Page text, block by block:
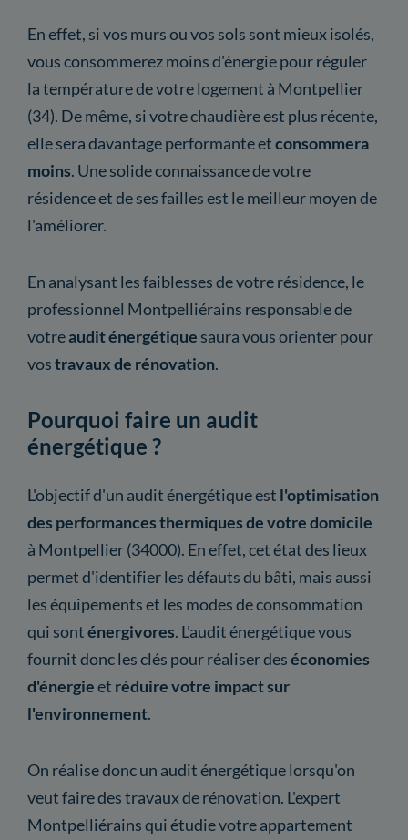
En effet, si vos murs ou vos sols sont mieux isolés,
vous consommerez moins d'énergie pour réguler
la température de votre logement à Montpellier
(34). De même, si votre chaudière est plus récente,
elle sera davantage performante etconsommera
moins. Une solide connaissance de votre
résidence et de ses failles est le meilleur moyen de
l'améliorer.
En analysant les faiblesses de votre résidence, le
professionnel Montpelliérains responsable de
votreaudit énergétique saura vous orienter pour
vostravaux de rénovation.
Pourquoi faire un audit
énergétique ?
L'objectif d'un audit énergétique est l'optimisation
des performances thermiques de votre domicile
à Montpellier (34000). En effet, cet état des lieux
permet d'identifier les défauts du bâti, mais aussi
les équipements et les modes de consommation
qui sonténergivores. L'audit énergétique vous
fournit donc les clés pour réaliser deséconomies
d'énergieet réduire votre impact sur
l'environnement.
On réalise donc un audit énergétique lorsqu'on
veut faire des travaux de rénovation. L'expert
Montpelliérains qui étudie votre appartement